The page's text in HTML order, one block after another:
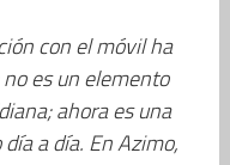
con el móvil ha
es un elemento
ahora es una
a día. En Azimo,